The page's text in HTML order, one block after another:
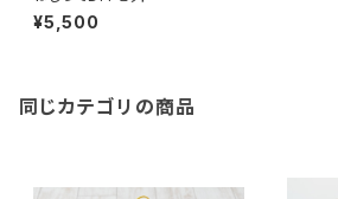
¥5,500
同じカテゴリの商品